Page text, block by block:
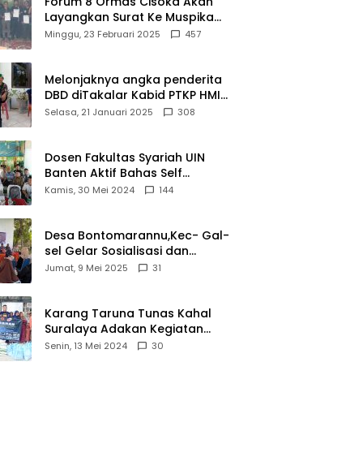
Layangkan Surat Ke Muspika
Atas Adanya Kantor Matel di
Minggu, 23 Februari 2025 457
Melonjaknya angka penderita
DBD diTakalar Kabid PTKP HMI
Cab.Takalar angkat bicara
Selasa, 21 Januari 2025 308
Dosen Fakultas Syariah UIN
Banten Aktif Bahas Self
Declare Halal dalam Forum
Kamis, 30 Mei 2024 144
Desa Bontomarannu,Kec- Gal-
sel Gelar Sosialisasi dan
Bimtek Pemutakhiran Data ID
Jumat, 9 Mei 2025 31
Karang Taruna Tunas Kahal
Suralaya Adakan Kegiatan
Bansos Terhadap Kaum
Senin, 13 Mei 2024 30